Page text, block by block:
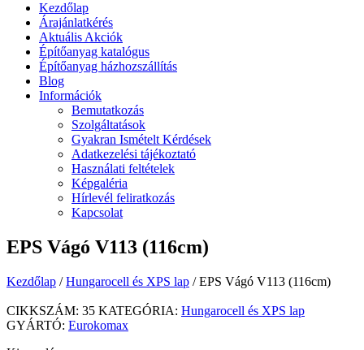
Kezdőlap
Árajánlatkérés
Aktuális Akciók
Építőanyag katalógus
Építőanyag házhozszállítás
Blog
Információk
Bemutatkozás
Szolgáltatások
Gyakran Ismételt Kérdések
Adatkezelési tájékoztató
Használati feltételek
Képgaléria
Hírlevél feliratkozás
Kapcsolat
EPS Vágó V113 (116cm)
Kezdőlap /Hungarocell és XPS lap / EPS Vágó V113 (116cm)
CIKKSZÁM: 35 KATEGÓRIA: Hungarocell és XPS lap
GYÁRTÓ: Eurokomax